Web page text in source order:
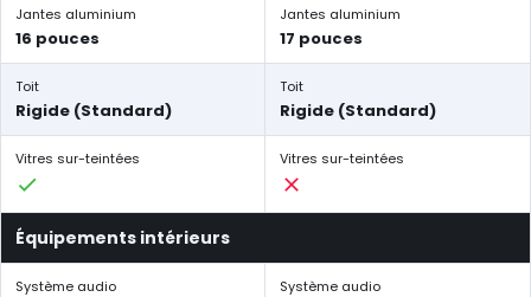
Jantes aluminium
16 pouces
Jantes aluminium
17 pouces
Toit
Rigide (Standard)
Toit
Rigide (Standard)
Vitres sur-teintées Vitres sur-teintées
Équipements intérieurs
Système audio Système audio